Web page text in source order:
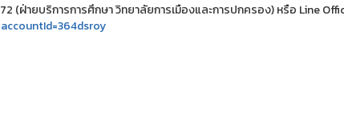
(ฝ่ายบริการการศึกษา วิทยาลัยการเมืองและการปกครอง) หรือ Line